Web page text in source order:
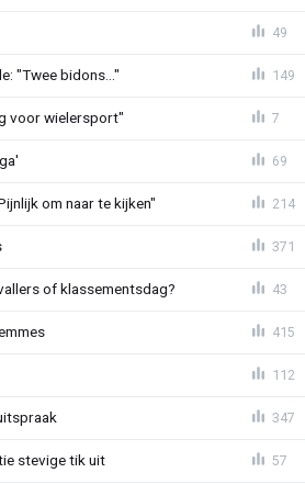
49
"Twee bidons..." 149
voor wielersport" 7
69
om naar te kijken" 214
371
of klassementsdag? 43
415
112
347
stevige tik uit 57